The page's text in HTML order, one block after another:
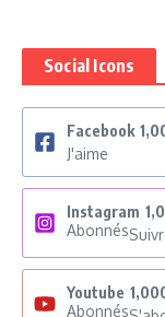
Social Icons
Facebook
J'aime
Instagram
Abonnés
Youtube
Abonnés